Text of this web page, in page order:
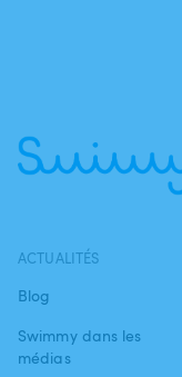
ACTUALITÉS
Blog
Swimmy dans les
médias